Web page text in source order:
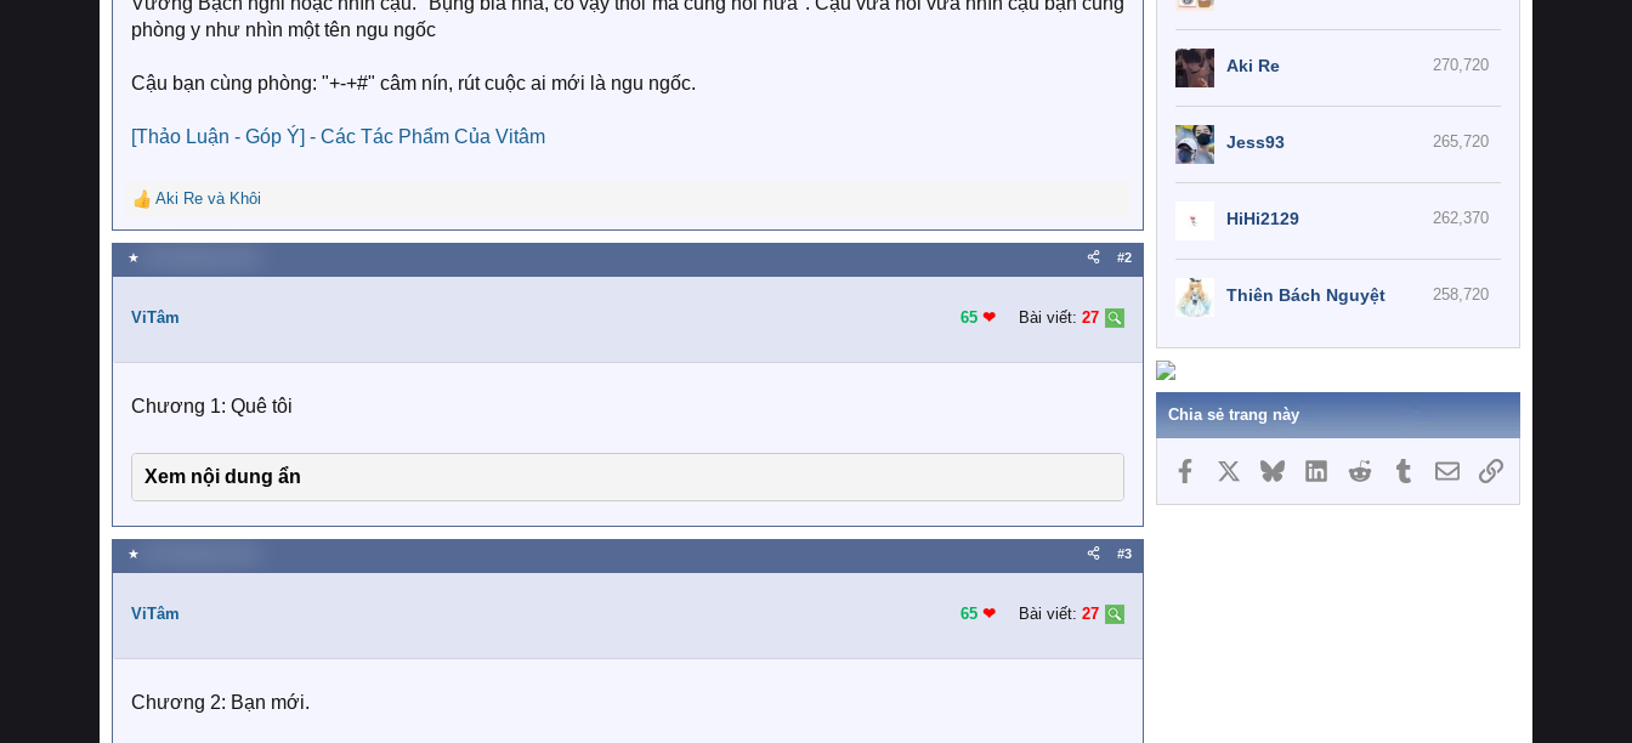
phòng y như nhìn một tên ngu ngốc
Cậu bạn cùng phòng: "+-+#" câm nín, rút cuộc ai mới là ngu ngốc.
[Thảo Luận - Góp Ý] - Các Tác Phẩm Của Vitâm
R
e
a
c
i
n
:
Aki Re và Khôi
★ #2
ViTâm 65 ❤︎ Bài viết: 27
Chương 1: Quê tôi
Xem nội dung ẩn
★ #3
ViTâm 65 ❤︎ Bài viết: 27
Chương 2: Bạn mới.
270,720
Aki Re
265,720
Jess93
262,370
HiHi2129
258,720
Thiên Bách Nguyệt
Chia sẻ trang này
Facebook BlueskyLinkedInReddit TumblrEmailLink